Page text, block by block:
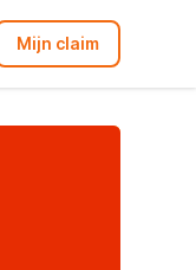
Mijn claim